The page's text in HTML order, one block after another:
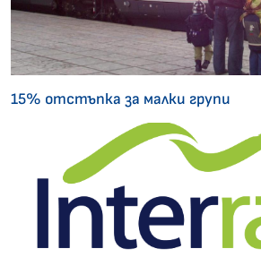
15% отстъпка за малки групи